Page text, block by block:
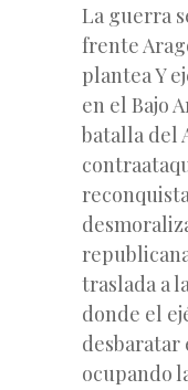
La guerra
frente
plantea Y
en el Bajo
batalla del
traslada a
donde el
desbaratar
ocupando